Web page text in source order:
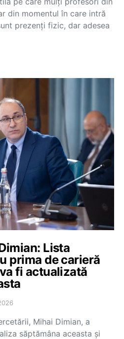
din momentul în care intră
prezenți fizic, dar adesea
Lista
prima de carieră
fi actualizată
Mihai Dimian, a
săptămâna aceasta și